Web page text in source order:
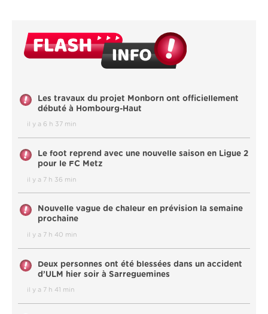
Les travaux du projet Monborn ont officiellement
débuté à Hombourg-Haut
il y a 6 h 37 min
Le foot reprend avec une nouvelle saison en Ligue 2
pour le FC Metz
il y a 7 h 36 min
Nouvelle vague de chaleur en prévision la semaine
prochaine
il y a 7 h 40 min
Deux personnes ont été blessées dans un accident
d’ULM hier soir à Sarreguemines
il y a 7 h 41 min